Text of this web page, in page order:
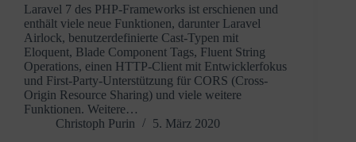
Laravel 7 des PHP-Frameworks ist erschienen und
enthält viele neue Funktionen, darunter Laravel
Airlock, benutzerdefinierte Cast-Typen mit
Eloquent, Blade Component Tags, Fluent String
Operations, einen HTTP-Client mit Entwicklerfokus
und First-Party-Unterstützung für CORS (Cross-
Origin Resource Sharing) und viele weitere
Funktionen. Weitere…
Christoph Purin
5. März 2020